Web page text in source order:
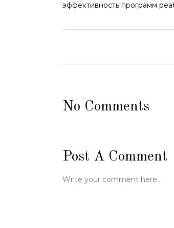
эффективность программ
No Comments
Post A Comment